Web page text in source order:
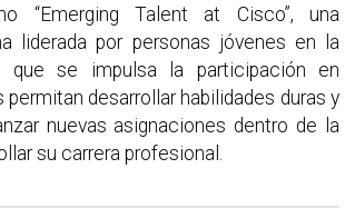
“Emerging Talent at Cisco”, una
liderada por personas jóvenes en la
que se impulsa la participación en
desarrollar habilidades duras y
nuevas asignaciones dentro de la
su carrera profesional.